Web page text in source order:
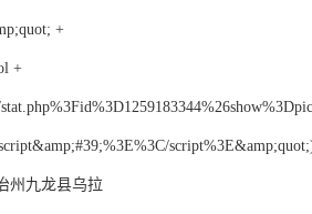
+
+
州九龙县乌拉